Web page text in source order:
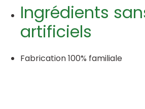
Ingrédients
artificiels
Fabrication 100% familiale